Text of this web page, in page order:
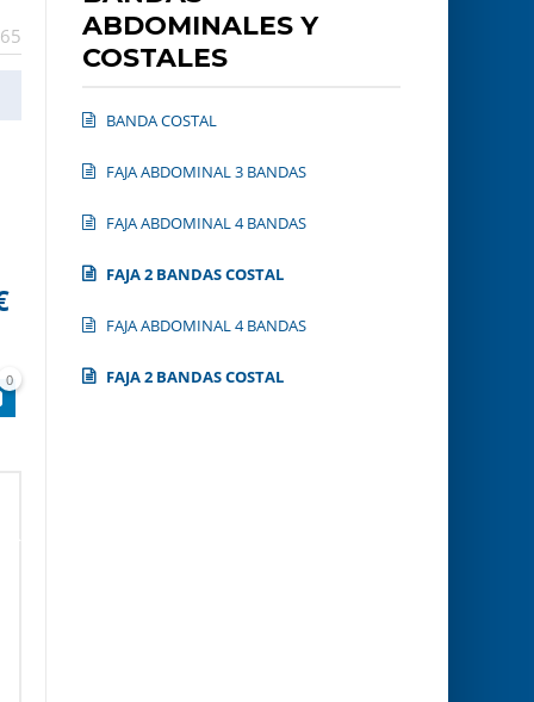
0
ABDOMINALES Y
COSTALES
BANDA COSTAL
FAJA ABDOMINAL 3 BANDAS
FAJA ABDOMINAL 4 BANDAS
FAJA 2 BANDAS COSTAL
FAJA ABDOMINAL 4 BANDAS
FAJA 2 BANDAS COSTAL